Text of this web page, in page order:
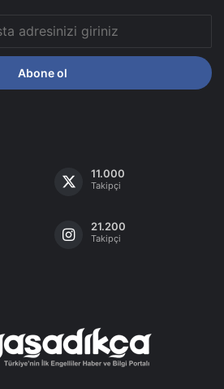
11.000
Takipçi
21.200
Takipçi